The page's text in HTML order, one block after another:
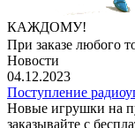
КАЖДОМУ!
При заказе любого
Новости
04.12.2023
Поступление
Новые игрушки на
заказывайте с